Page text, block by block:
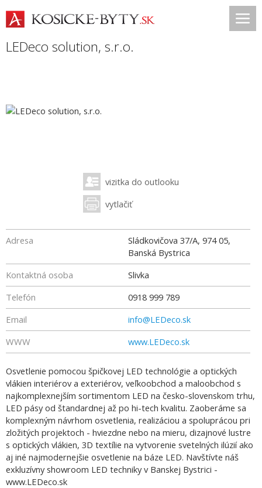
LEDeco solution, s.r.o.
vizitka do outlooku
vytlačiť
Adresa
Sládkovičova 37/A, 974 05,
Banská Bystrica
Kontaktná osoba
Slivka
Telefón
0918 999 789
Email
info@LEDeco.sk
WWW
www.LEDeco.sk
Osvetlenie pomocou špičkovej LED technológie a optických
vlákien interiérov a exteriérov, veľkoobchod a maloobchod s
najkomplexnejším sortimentom LED na česko-slovenskom trhu,
LED pásy od štandardnej až po hi-tech kvalitu. Zaoberáme sa
komplexným návrhom osvetlenia, realizáciou a spoluprácou pri
zložitých projektoch - hviezdne nebo na mieru, dizajnové lustre
s optických vlákien, 3D textílie na vytvorenie svetelných ilúzií ako
aj iné najmodernejšie osvetlenie na báze LED. Navštívte náš
exkluzívny showroom LED techniky v Banskej Bystrici -
www.LEDeco.sk